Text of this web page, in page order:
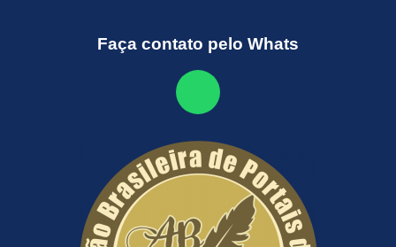
Faça contato pelo Whats